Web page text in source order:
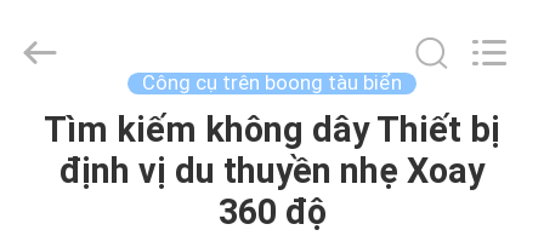
TRANG
CHỦ
Jiaxing
Seaman
Công cụ trên boong tàu biển
Tìm kiếm không dây Thiết bị
định vị du thuyền nhẹ Xoay
360 độ